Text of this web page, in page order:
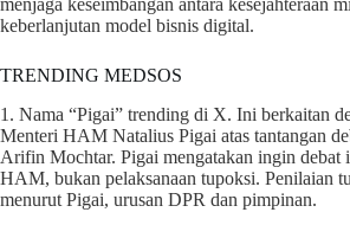
menjaga keseimbangan antara kesejahteraan
keberlanjutan model bisnis digital.
TRENDING MEDSOS
1. Nama “Pigai” trending di X. Ini berkaitan
Menteri HAM Natalius Pigai atas tantangan
Arifin Mochtar. Pigai mengatakan ingin debat
HAM, bukan pelaksanaan tupoksi. Penilaian
menurut Pigai, urusan DPR dan pimpinan.